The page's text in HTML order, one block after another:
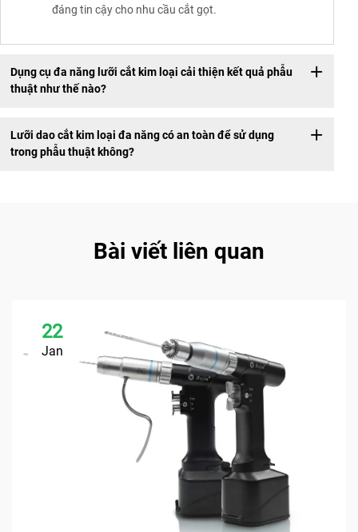
đáng tin cậy cho nhu cầu cắt gọt.
Dụng cụ đa năng lưỡi cắt kim loại cải thiện kết quả phẫu
thuật như thế nào?
Lưỡi dao cắt kim loại đa năng có an toàn để sử dụng
trong phẫu thuật không?
Bài viết liên quan
22
Jan